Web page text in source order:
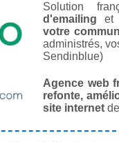
Solution
d'emailing et
votre
administrés,
Sendinblue)
Agence web
refonte,
site internet